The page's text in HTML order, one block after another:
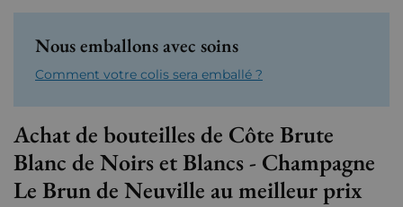
Nous emballons avec soins
Comment votre colis sera emballé ?
Achat de bouteilles de Côte Brute
Blanc de Noirs et Blancs - Champagne
Le Brun de Neuville au meilleur prix